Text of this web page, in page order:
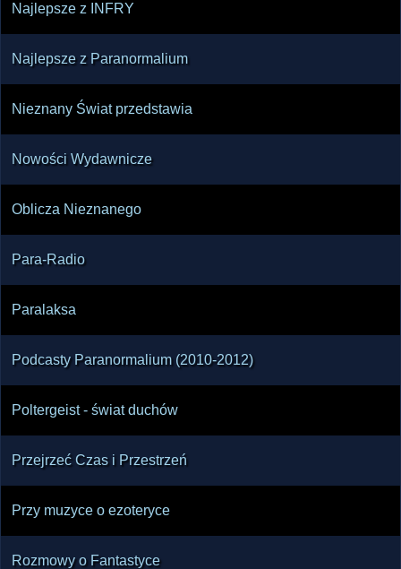
Najlepsze z INFRY
Najlepsze z Paranormalium
Nieznany Świat przedstawia
Nowości Wydawnicze
Oblicza Nieznanego
Para-Radio
Paralaksa
Podcasty Paranormalium (2010-2012)
Poltergeist - świat duchów
Przejrzeć Czas i Przestrzeń
Przy muzyce o ezoteryce
Rozmowy o Fantastyce